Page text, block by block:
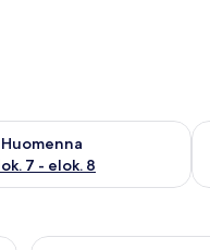
Huomenna
7 - elok. 8
saatavuus elok. 7 -